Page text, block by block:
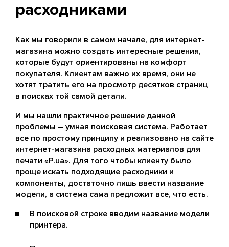
расходниками
Как мы говорили в самом начале, для интернет-
магазина можно создать интересные решения,
которые будут ориентированы на комфорт
покупателя. Клиентам важно их время, они не
хотят тратить его на просмотр десятков страниц
в поисках той самой детали.
И мы нашли практичное решение данной
проблемы – умная поисковая система. Работает
все по простому принципу и реализовано на сайте
интернет-магазина расходных материалов для
печати «P.ua». Для того чтобы клиенту было
проще искать подходящие расходники и
компоненты, достаточно лишь ввести название
модели, а система сама предложит все, что есть.
В поисковой строке вводим название модели
принтера.